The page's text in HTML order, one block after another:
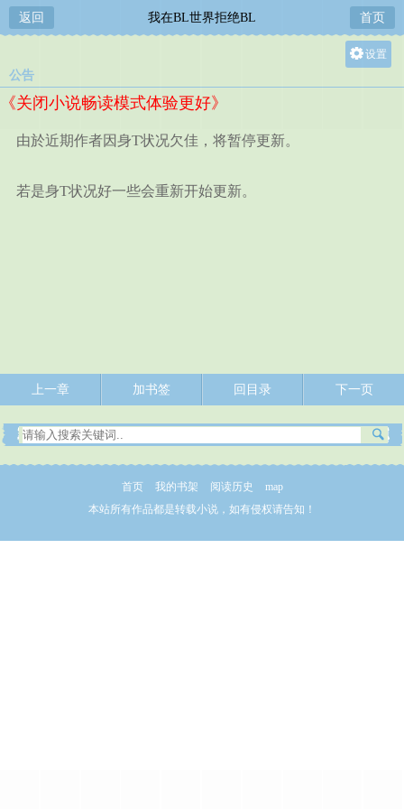
返回 我在BL世界拒绝BL 首页
设置
公告
《关闭小说畅读模式体验更好》
由於近期作者因身T状况欠佳，将暂停更新。
若是身T状况好一些会重新开始更新。
上一章 加书签 回目录 下一页
首页 我的书架 阅读历史
map
本站所有作品都是转载小说，如有侵权请告知！